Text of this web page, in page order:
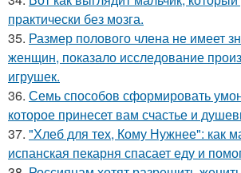
практически без мозга.
35. Размер полового члена не имеет
женщин, показало исследование
игрушек.
36. Семь способов сформировать
которое принесет вам счастье и
37. "Хлеб для тех, Кому Нужнее": как
испанская пекарня спасает еду и